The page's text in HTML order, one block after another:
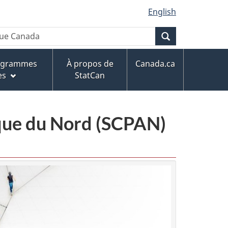
English
À propos de
StatCan
Canada.ca
du Nord (SCPAN)